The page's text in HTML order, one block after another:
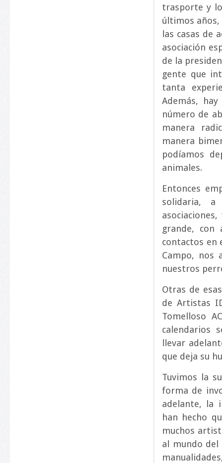
trasporte y
últimos
las casas de
asociación
de la
gente que
tanta
Además,
número de
manera
manera
podíamos
animales.
Entonces
solidaria, a
grande, con
contactos en
Campo, nos
nuestros
Otras de
de Artistas
Tomelloso
calendarios
llevar
que deja su
Tuvimos la
forma de
adelante, la
han hecho
muchos
al mundo